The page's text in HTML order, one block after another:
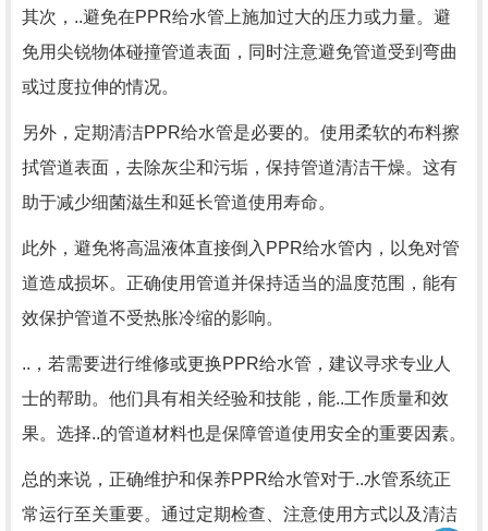
其次，..避免在PPR给水管上施加过大的压力或力量。避
免用尖锐物体碰撞管道表面，同时注意避免管道受到弯曲
或过度拉伸的情况。
另外，定期清洁PPR给水管是必要的。使用柔软的布料擦
拭管道表面，去除灰尘和污垢，保持管道清洁干燥。这有
助于减少细菌滋生和延长管道使用寿命。
此外，避免将高温液体直接倒入PPR给水管内，以免对管
道造成损坏。正确使用管道并保持适当的温度范围，能有
效保护管道不受热胀冷缩的影响。
..，若需要进行维修或更换PPR给水管，建议寻求专业人
士的帮助。他们具有相关经验和技能，能..工作质量和效
果。选择..的管道材料也是保障管道使用安全的重要因素。
总的来说，正确维护和保养PPR给水管对于..水管系统正
常运行至关重要。通过定期检查、注意使用方式以及清洁